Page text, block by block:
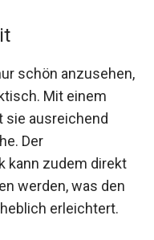
schön anzusehen,
Mit einem
sie ausreichend
Der
kann zudem direkt
werden, was den
erleichtert.